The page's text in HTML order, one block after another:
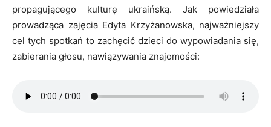
propagującego kulturę ukraińską. Jak powiedziała
prowadząca zajęcia Edyta Krzyżanowska, najważniejszy
cel tych spotkań to zachęcić dzieci do wypowiadania się,
zabierania głosu, nawiązywania znajomości: